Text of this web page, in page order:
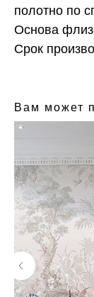
полотно по
Основа
Срок
Вам может